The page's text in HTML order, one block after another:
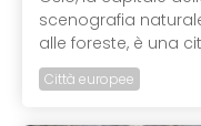
scenografia
alle foreste, è una
Città europee